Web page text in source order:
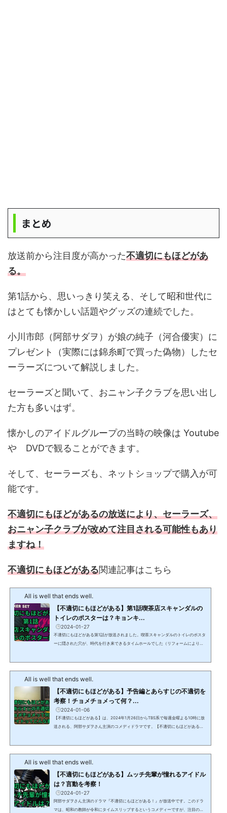
まとめ
放送前から注目度が高かった不適切にもほどがあ
る。
第1話から、思いっきり笑える、そして昭和世代に
はとても懐かしい話題やグッズの連続でした。
小川市郎（阿部サダヲ）が娘の純子（河合優実）に
プレゼント（実際には錦糸町で買った偽物）したセ
ーラーズについて解説しました。
セーラーズと聞いて、おニャン子クラブを思い出し
た方も多いはず。
懐かしのアイドルグループの当時の映像は Youtube
や DVDで観ることができます。
そして、セーラーズも、ネットショップで購入が可
能です。
不適切にもほどがあるの放送により、セーラーズ、
おニャン子クラブが改めて注目される可能性もあり
ますね！
不適切にもほどがある関連記事はこちら
All is well that ends well.
【不適切にもほどがある】第1話喫茶店スキャンダルの
トイレのポスターは？キョンキ...
2024-01-27
不適切にもほどがある第1話が放送されました。喫茶スキャンダルのトイレのポスタ
ーに隠された穴が、時代を行き来できるタイムホールでした（リフォームにより使
て解説します。 【不適切にもほどがある】第1話喫茶スキャンダルのトイレのポス
All is well that ends well.
【不適切にもほどがある】予告編とあらすじの不適切を
考察！チョメチョメって何？...
2024-01-06
【不適切にもほどがある】は、2024年1月26日からTBS系で毎週金曜よる10時に放
送される、阿部サダヲさん主演のコメディドラマです。【不適切にもほどがある】
に盛り込まれている、いくつかの令和と昭和のギャップを表現するセリフやシーン
All is well that ends well.
【不適切にもほどがある】ムッチ先輩が憧れるアイドル
は？言動を考察！
2024-01-27
阿部サダヲさん主演のドラマ『不適切にもほどがある！』が放送中です。このドラ
マは、昭和の教師が令和にタイムスリップするというコメディーですが、注目のキ